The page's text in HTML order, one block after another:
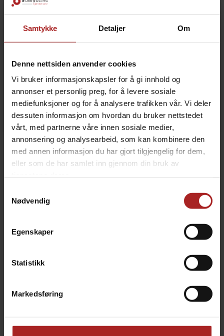
Samtykke Detaljer Om
Denne nettsiden anvender cookies
Vi bruker informasjonskapsler for å gi innhold og
annonser et personlig preg, for å levere sosiale
mediefunksjoner og for å analysere trafikken vår. Vi deler
dessuten informasjon om hvordan du bruker nettstedet
vårt, med partnerne våre innen sosiale medier,
annonsering og analysearbeid, som kan kombinere den
med annen informasjon du har gjort tilgjengelig for dem,
eller som de har samlet inn gjennom din bruk av
Nødvendig
Egenskaper
Statistikk
Markedsføring
Legg i ønskeliste
7 på lager
BESKRIVELSE
lock posts, tilsvarende de som er på et corneliusfat. På
undersiden er det en krok for å kunne henge
Dette er det samme lokket som inngår i
BrewBuilt